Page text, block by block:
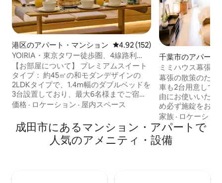
港区のアパート・マンション レビュー152件、5つ星中4.92つ
4.92 (152)
YOIRIA・東京タワー徒歩圏、4線路利
用、駅近、両空港直通、すべての観光地
直通
【お部屋について】 プレミアムスイート
タイプ： 約45㎡の和モダンデザインの
2LDKタイプで、1.4m幅のダブルベッドを
3台設置しており、最大6名様までご宿泊
いただけます。 建物にはエレベーターが
ート性の高い空間です。 同じ建物内に同
一タイプのお部屋が複数ございます。ご
利用いただくお部屋と階数は、ご宿泊前
価格 · ロケーション · 屋内スペース
千葉市のアパート
ョン
ミミハウス幕張 駅
幕張の散策のため
車も2台用意して
由にお使いいただ
め必ず施錠をお願
の中にはクイーン
の"こたつ"(夏に
めのソファに座り
り、お食事をした
家族 · ロケーショ
成田市にあるマンション・アパートで
人気のアメニティ・設備